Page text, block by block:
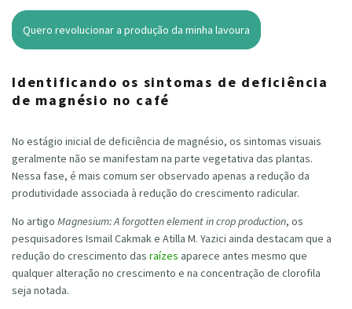
Quero revolucionar a produção da minha lavoura
Identificando os sintomas de deficiência
de magnésio no café
No estágio inicial de deficiência de magnésio, os sintomas visuais
geralmente não se manifestam na parte vegetativa das plantas.
Nessa fase, é mais comum ser observado apenas a redução da
produtividade associada à redução do crescimento radicular.
No artigo Magnesium: A forgotten element in crop production, os
pesquisadores Ismail Cakmak e Atilla M. Yazici ainda destacam que a
redução do crescimento das raízes aparece antes mesmo que
qualquer alteração no crescimento e na concentração de clorofila
seja notada.